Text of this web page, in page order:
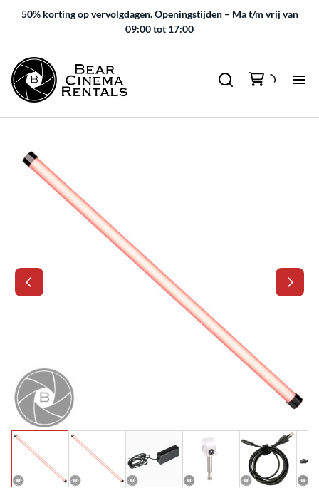
50% korting op vervolgdagen. Openingstijden – Ma t/m vrij van
09:00 tot 17:00